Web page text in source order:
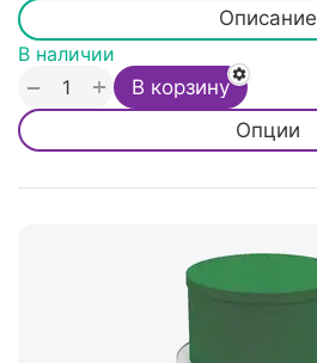
Описание
Опции
В наличии
+
− В корзину